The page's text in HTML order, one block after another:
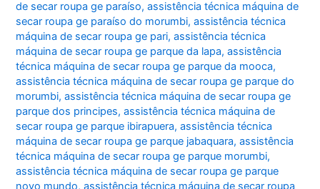
de secar roupa ge paraíso,assistência técnica máquina de
secar roupa ge paraíso do morumbi,assistência técnica
máquina de secar roupa ge pari,assistência técnica
máquina de secar roupa ge parque da lapa,assistência
técnica máquina de secar roupa ge parque da mooca,
assistência técnica máquina de secar roupa ge parque do
morumbi,assistência técnica máquina de secar roupa ge
parque dos principes,assistência técnica máquina de
secar roupa ge parque ibirapuera,assistência técnica
máquina de secar roupa ge parque jabaquara,assistência
técnica máquina de secar roupa ge parque morumbi,
assistência técnica máquina de secar roupa ge parque
novo mundo,assistência técnica máquina de secar roupa